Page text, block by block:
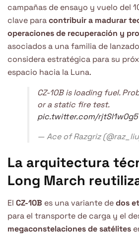
campañas de ensayo y vuelo del
clave paracontribuir a madurar
operaciones de recuperación y
asociados a una familia de
considera estratégica para su
espacio hacia la Luna.
CZ-10B is loading fuel.
or a static fire test.
pic.twitter.com/rjtSl1w0g5
— Ace of Razgriz
La arquitectura
Long March
El CZ-10B es una variante dedos
para el transporte de carga y el
megaconstelaciones de satélites